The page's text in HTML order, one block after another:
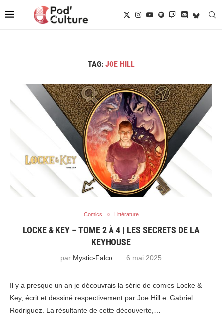
TAG: JOE HILL
Comics Littérature
LOCKE & KEY – TOME 2 À 4 | LES SECRETS DE LA
KEYHOUSE
par Mystic-Falco 6 mai 2025
Il y a presque un an je découvrais la série de comics Locke &
Key, écrit et dessiné respectivement par Joe Hill et Gabriel
Rodriguez. La résultante de cette découverte,…